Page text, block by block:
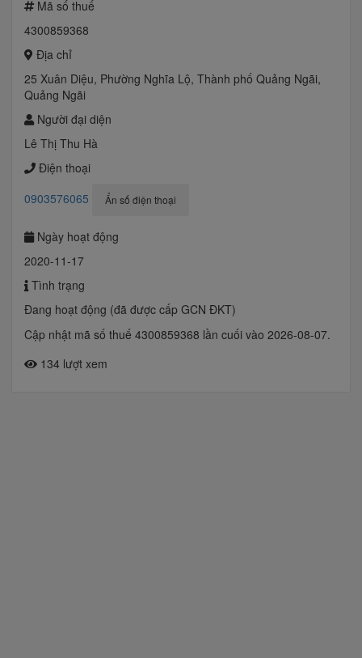
Mã số thuế
4300859368
Địa chỉ
25 Xuân Diệu, Phường Nghĩa Lộ, Thành phố Quảng Ngãi,
Quảng Ngãi
Người đại diện
Lê Thị Thu Hà
Điện thoại
0903576065
Ẩn số điện thoại
Ngày hoạt động
2020-11-17
Tình trạng
Đang hoạt động (đã được cấp GCN ĐKT)
Cập nhật mã số thuế 4300859368 lần cuối vào 2026-08-07.
134 lượt xem